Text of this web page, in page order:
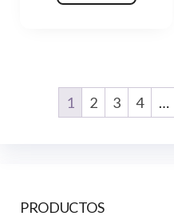
1 2 3 4 …
PRODUCTOS